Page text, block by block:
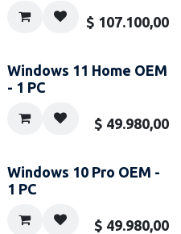
$ 107.100,00
Windows 11 Home OEM
- 1 PC
$ 49.980,00
Windows 10 Pro OEM -
1 PC
$ 49.980,00